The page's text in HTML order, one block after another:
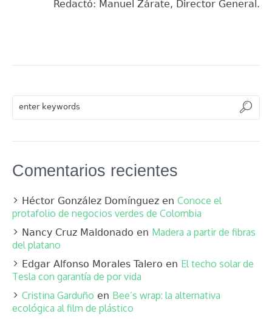
Redactó: Manuel Zárate, Director General.
Comentarios recientes
Héctor González Domínguez en Conoce el
protafolio de negocios verdes de Colombia
Nancy Cruz Maldonado en Madera a partir de fibras
del platano
Edgar Alfonso Morales Talero en El techo solar de
Tesla con garantía de por vida
Cristina Garduño en Bee’s wrap: la alternativa
ecológica al film de plástico